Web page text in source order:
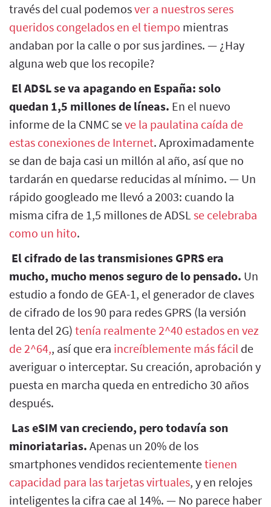
través del cual podemosver a nuestros seres
queridos congelados en el tiempo mientras
andaban por la calle o por sus jardines. — ¿Hay
alguna web que los recopile?
El ADSL se va apagando en España: solo
quedan 1,5 millones de líneas. En el nuevo
informe de la CNMC seve la paulatina caída de
estas conexiones de Internet. Aproximadamente
se dan de baja casi un millón al año, así que no
tardarán en quedarse reducidas al mínimo. — Un
rápido googleado me llevó a 2003: cuando la
misma cifra de 1,5 millones de ADSL se celebraba
como un hito.
El cifrado de las transmisiones GPRS era
mucho, mucho menos seguro de lo pensado. Un
estudio a fondo de GEA-1, el generador de claves
de cifrado de los 90 para redes GPRS (la versión
lenta del 2G) tenía realmente 2^40 estados en vez
de 2^64,, así que era increíblemente más fácil de
averiguar o interceptar. Su creación, aprobación y
puesta en marcha queda en entredicho 30 años
después.
Las eSIM van creciendo, pero todavía son
minoriatarias. Apenas un 20% de los
smartphones vendidos recientementetienen
capacidad para las tarjetas virtuales, y en relojes
inteligentes la cifra cae al 14%. — No parece haber